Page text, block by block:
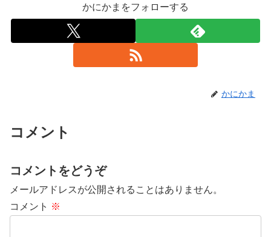
かにかまをフォローする
かにかま
コメント
コメントをどうぞ
メールアドレスが公開されることはありません。
コメント ※